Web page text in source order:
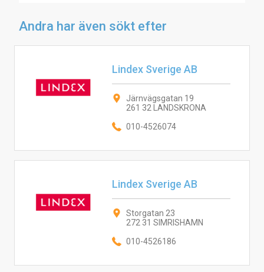
Andra har även sökt efter
Lindex Sverige AB
Järnvägsgatan 19
261 32 LANDSKRONA
010-4526074
Lindex Sverige AB
Storgatan 23
272 31 SIMRISHAMN
010-4526186